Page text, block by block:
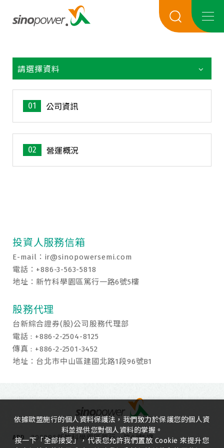
請選擇資料
01 公司資訊
02 營運概況
投資人服務信箱
E-mail： ir@sinopowersemi.com
電話：+886-3-563-5818
地址：新竹科學園區篤行一路6號5樓
股務代理
台新綜合證券(股)公司股務代理部
電話 : +886-2-2504-8125
傳真 : +886-2-2501-3452
地址：台北市中山區建國北路1段96號B1
ADD 300096新竹科學園區篤行一路6號5樓
依據歐盟施行的個人資料保護法，我們致力於保護您的個人資
料並提供您對個人資料的掌握。
按一下「全部接受」，代表您允許我們置放 Cookie 來提升您